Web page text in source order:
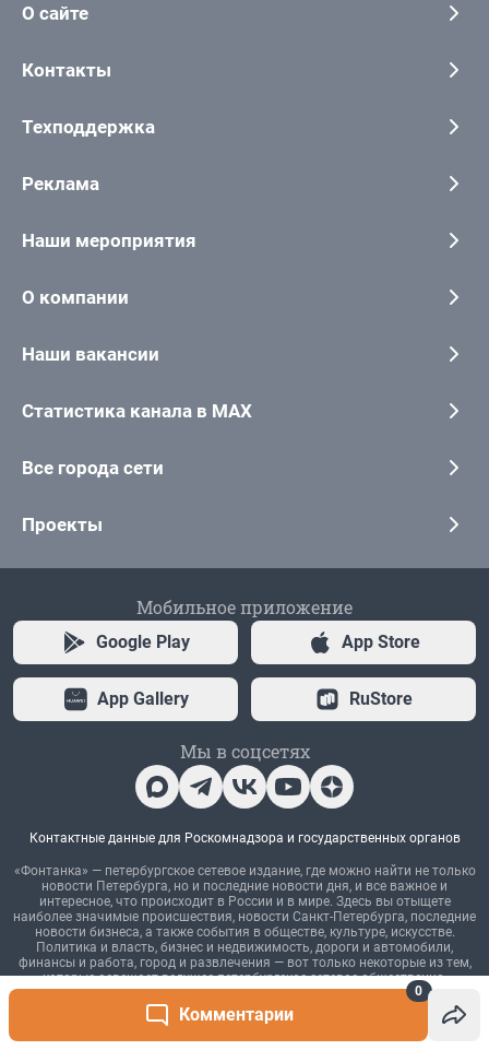
Комментарии
0
О сайте
Контакты
Техподдержка
Реклама
Наши мероприятия
О компании
Наши вакансии
Статистика канала в MAX
Все города сети
Проекты
Мобильное приложение
Google Play App Store
App Gallery RuStore
Мы в соцсетях
Контактные данные для Роскомнадзора и государственных органов
«Фонтанка» — петербургское сетевое издание, где можно найти не только
новости Петербурга, но и последние новости дня, и все важное и
интересное, что происходит в России и в мире. Здесь вы отыщете
наиболее значимые происшествия, новости Санкт-Петербурга, последние
новости бизнеса, а также события в обществе, культуре, искусстве.
Политика и власть, бизнес и недвижимость, дороги и автомобили,
финансы и работа, город и развлечения — вот только некоторые из тем,
которые освещает ведущее петербургское сетевое общественно-
политическое издание. Санкт-Петербург читает «Фонтанку»! Наша
аудитория — лидеры бизнеса и политики, чиновники, десятки тысяч
горожан.